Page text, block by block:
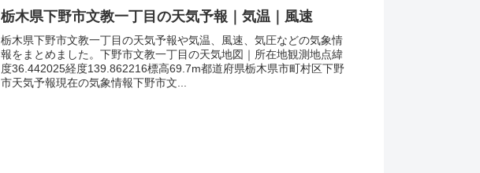
栃木県下野市文教一丁目の天気予報｜気温｜風速
栃木県下野市文教一丁目の天気予報や気温、風速、気圧などの気象情
報をまとめました。下野市文教一丁目の天気地図｜所在地観測地点緯
度36.442025経度139.862216標高69.7m都道府県栃木県市町村区下野
市天気予報現在の気象情報下野市文...